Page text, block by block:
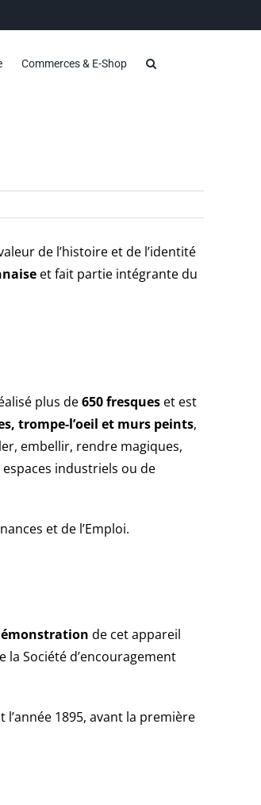
Commerces & E-Shop
de l’histoire et de l’identité
et fait partie intégrante du
plus de650 fresques et est
trompe-l’oeil et murs peints,
embellir, rendre magiques,
industriels ou de
et de l’Emploi.
de cet appareil
la Société d’encouragement
1895, avant la première